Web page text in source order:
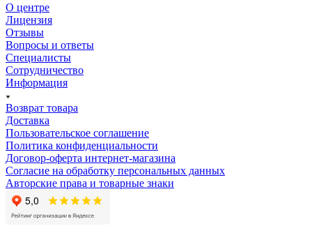
О центре
Лицензия
Отзывы
Вопросы и ответы
Специалисты
Сотрудничество
Информация
Возврат товара
Доставка
Пользовательское соглашение
Политика конфиденциальности
Договор-оферта интернет-магазина
Согласие на обработку персональных данных
Авторские права и товарные знаки